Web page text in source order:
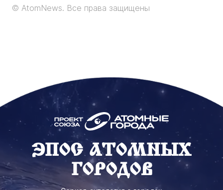
© AtomNews. Все права защищены
ЭПОС АТОМНЫХ
ГОРОДОВ